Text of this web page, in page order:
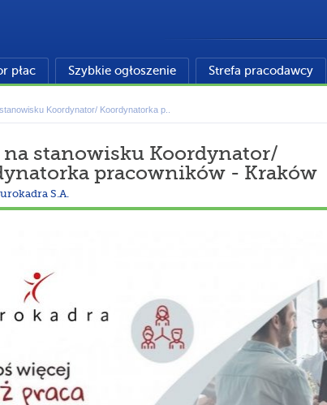
płac Szybkie ogłoszenie Strefa pracodawcy
Koordynator/ Koordynatorka p..
na stanowisku Koordynator/
pracowników - Kraków
S.A.